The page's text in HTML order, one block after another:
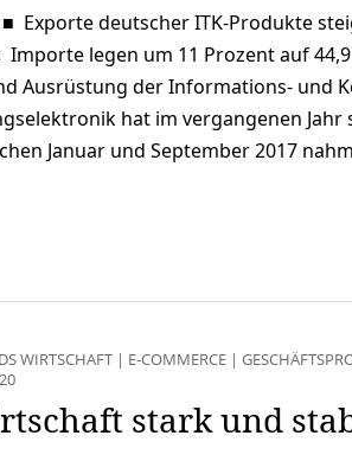
■ Exporte deutscher ITK-Produkte
Importe legen um 11 Prozent auf
Ausrüstung der Informations- und
hat im vergangenen Jahr
Januar und September 2017
WIRTSCHAFT| E-COMMERCE|
stark und